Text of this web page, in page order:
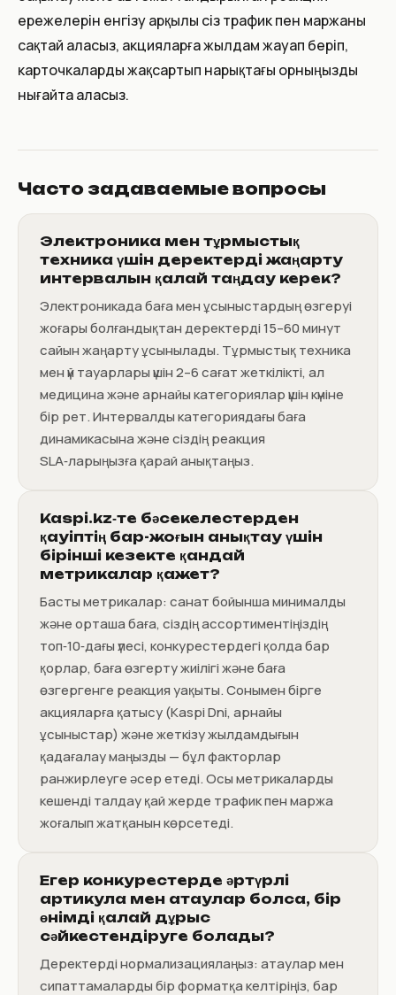
ережелерін енгізу арқылы сіз трафик пен маржаны
сақтай аласыз, акцияларға жылдам жауап беріп,
карточкаларды жақсартып нарықтағы орныңызды
нығайта аласыз.
Часто задаваемые вопросы
Электроника мен тұрмыстық
техника үшін деректерді жаңарту
интервалын қалай таңдау керек?
Электроникада баға мен ұсыныстардың өзгеруі
жоғары болғандықтан деректерді 15–60 минут
сайын жаңарту ұсынылады. Тұрмыстық техника
мен үй тауарлары үшін 2–6 сағат жеткілікті, ал
медицина және арнайы категориялар үшін күніне
бір рет. Интервалды категориядағы баға
динамикасына және сіздің реакция
SLA‑ларыңызға қарай анықтаңыз.
Kaspi.kz‑те бәсекелестерден
қауіптің бар-жоғын анықтау үшін
бірінші кезекте қандай
метрикалар қажет?
Басты метрикалар: санат бойынша минималды
және орташа баға, сіздің ассортиментіңіздің
топ‑10‑дағы үлесі, конкурестердегі қолда бар
қорлар, баға өзгерту жиілігі және баға
өзгергенге реакция уақыты. Сонымен бірге
акцияларға қатысу (Kaspi Dni, арнайы
ұсыныстар) және жеткізу жылдамдығын
қадағалау маңызды — бұл факторлар
ранжирлеуге әсер етеді. Осы метрикаларды
кешенді талдау қай жерде трафик пен маржа
жоғалып жатқанын көрсетеді.
Егер конкурестерде әртүрлі
артикула мен атаулар болса, бір
өнімді қалай дұрыс
сәйкестендіруге болады?
Деректерді нормализациялаңыз: атаулар мен
сипаттамаларды бір форматқа келтіріңіз, бар